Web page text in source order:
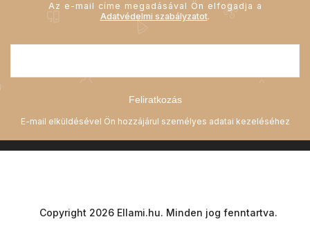
Az e-mail címe megadásával Ön elfogadja a
Adatvédelmi szabályzatot.
Feliratkozás
Copyright 2026 Ellami.hu. Minden jog fenntartva.